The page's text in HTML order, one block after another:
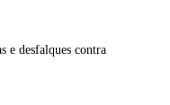
e desfalques contra